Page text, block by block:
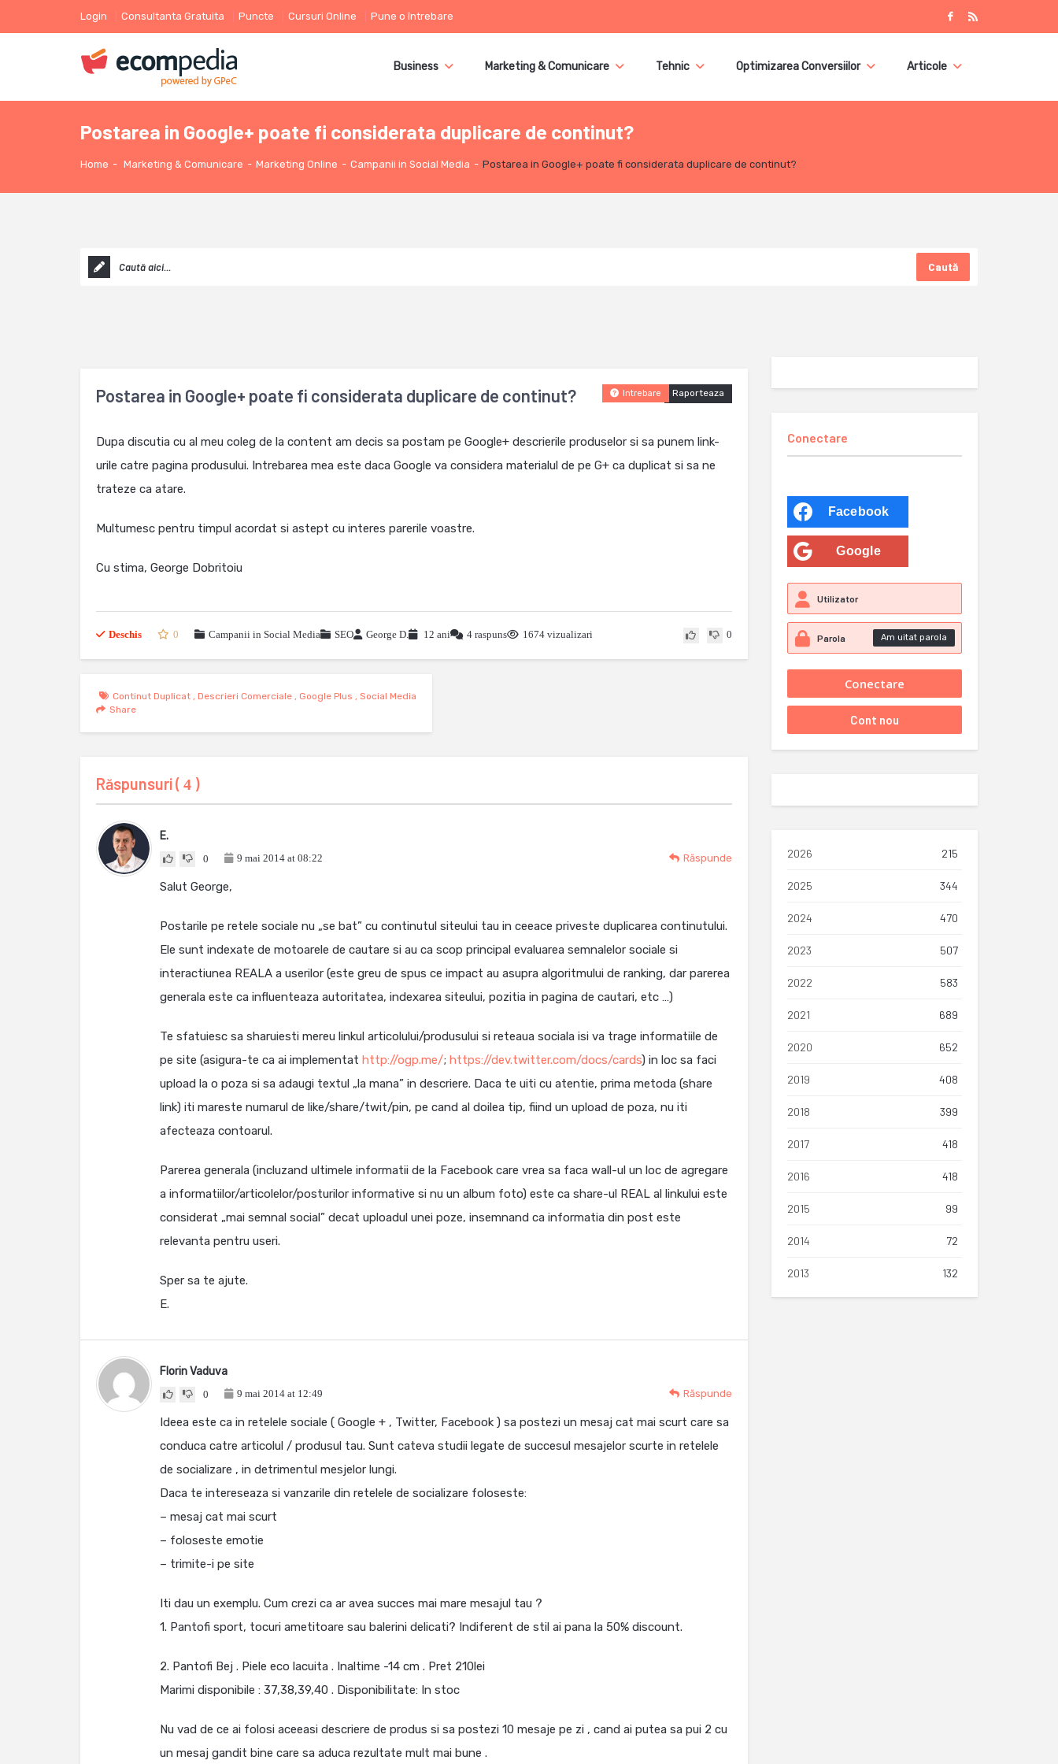
Login Consultanta Gratuita Puncte Cursuri Online Pune o întrebare
Business Marketing & Comunicare Tehnic Optimizarea Conversiilor Articole
Postarea in Google+ poate fi considerata duplicare de continut?
Home - Marketing & Comunicare - Marketing Online - Campanii in Social Media - Postarea in Google+ poate fi considerata duplicare de continut?
Caută
Postarea in Google+ poate fi considerata duplicare de continut? Raporteaza
Intrebare
Dupa discutia cu al meu coleg de la content am decis sa postam pe Google+ descrierile produselor si sa punem link-
urile catre pagina produsului. Intrebarea mea este daca Google va considera materialul de pe G+ ca duplicat si sa ne
trateze ca atare.
Multumesc pentru timpul acordat si astept cu interes parerile voastre.
Cu stima, George Dobritoiu
Deschis 0 Campanii in Social Media SEO George D. 12 ani 4 raspuns 1674 vizualizari 0
Continut Duplicat ,Descrieri Comerciale ,Google Plus ,Social Media
Share
Răspunsuri ( 4 )
E.
0 9 mai 2014 at 08:22 Răspunde
Salut George,
Postarile pe retele sociale nu „se bat” cu continutul siteului tau in ceeace priveste duplicarea continutului.
Ele sunt indexate de motoarele de cautare si au ca scop principal evaluarea semnalelor sociale si
interactiunea REALA a userilor (este greu de spus ce impact au asupra algoritmului de ranking, dar parerea
generala este ca influenteaza autoritatea, indexarea siteului, pozitia in pagina de cautari, etc …)
Te sfatuiesc sa sharuiesti mereu linkul articolului/produsului si reteaua sociala isi va trage informatiile de
pe site (asigura-te ca ai implementat http://ogp.me/; https://dev.twitter.com/docs/cards) in loc sa faci
upload la o poza si sa adaugi textul „la mana” in descriere. Daca te uiti cu atentie, prima metoda (share
link) iti mareste numarul de like/share/twit/pin, pe cand al doilea tip, fiind un upload de poza, nu iti
afecteaza contoarul.
Parerea generala (incluzand ultimele informatii de la Facebook care vrea sa faca wall-ul un loc de agregare
a informatiilor/articolelor/posturilor informative si nu un album foto) este ca share-ul REAL al linkului este
considerat „mai semnal social” decat uploadul unei poze, insemnand ca informatia din post este
relevanta pentru useri.
Sper sa te ajute.
E.
Florin Vaduva
0 9 mai 2014 at 12:49 Răspunde
Ideea este ca in retelele sociale ( Google + , Twitter, Facebook ) sa postezi un mesaj cat mai scurt care sa
conduca catre articolul / produsul tau. Sunt cateva studii legate de succesul mesajelor scurte in retelele
de socializare , in detrimentul mesjelor lungi.
Daca te intereseaza si vanzarile din retelele de socializare foloseste:
– mesaj cat mai scurt
– foloseste emotie
– trimite-i pe site
Iti dau un exemplu. Cum crezi ca ar avea succes mai mare mesajul tau ?
1. Pantofi sport, tocuri ametitoare sau balerini delicati? Indiferent de stil ai pana la 50% discount.
2. Pantofi Bej . Piele eco lacuita . Inaltime -14 cm . Pret 210lei
Marimi disponibile : 37,38,39,40 . Disponibilitate: In stoc
Nu vad de ce ai folosi aceeasi descriere de produs si sa postezi 10 mesaje pe zi , cand ai putea sa pui 2 cu
un mesaj gandit bine care sa aduca rezultate mult mai bune .
Conectare
Facebook
Google
Am uitat parola
2026 215
2025 344
2024 470
2023 507
2022 583
2021 689
2020 652
2019 408
2018 399
2017 418
2016 418
2015 99
2014 72
2013 132